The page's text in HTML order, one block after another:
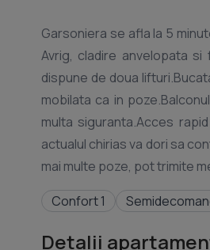
Garsoniera se afla la 5
Avrig, cladire anvelopata
dispune de doua
mobilata ca in
multa siguranta.Acces
actualul chirias va dori sa
mai multe poze, pot trimite
Confort 1
Detalii